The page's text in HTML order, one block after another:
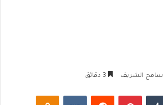
سامح الشريف
بينتيريست